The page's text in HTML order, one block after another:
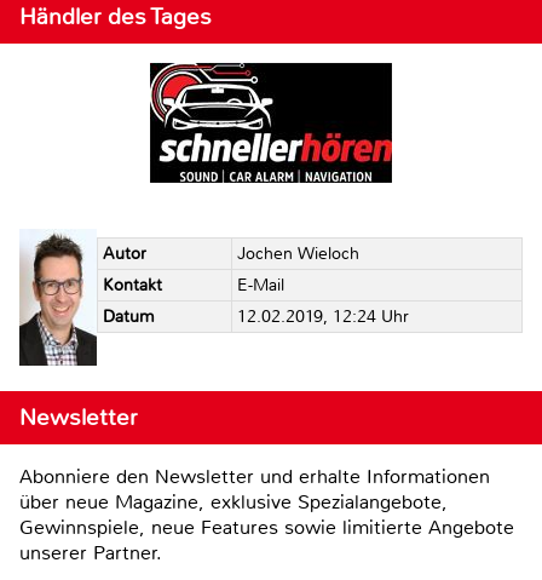
Händler des Tages
Autor
Jochen Wieloch
Kontakt
E-Mail
Datum
12.02.2019, 12:24 Uhr
Newsletter
Abonniere den Newsletter und erhalte Informationen
über neue Magazine, exklusive Spezialangebote,
Gewinnspiele, neue Features sowie limitierte Angebote
unserer Partner.